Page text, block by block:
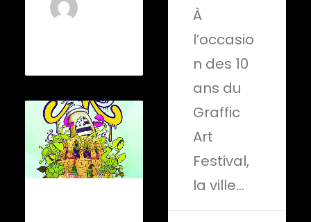
À
l’occasio
n des 10
ans du
Graffic
Art
Festival,
la ville…